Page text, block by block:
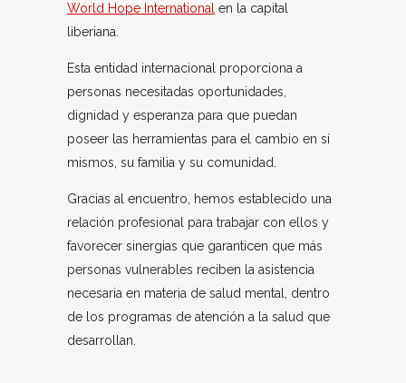
World Hope International en la capital
liberiana.
Esta entidad internacional proporciona a
personas necesitadas oportunidades,
dignidad y esperanza para que puedan
poseer las herramientas para el cambio en sí
mismos, su familia y su comunidad.
Gracias al encuentro, hemos establecido una
relación profesional para trabajar con ellos y
favorecer sinergias que garanticen que más
personas vulnerables reciben la asistencia
necesaria en materia de salud mental, dentro
de los programas de atención a la salud que
desarrollan.